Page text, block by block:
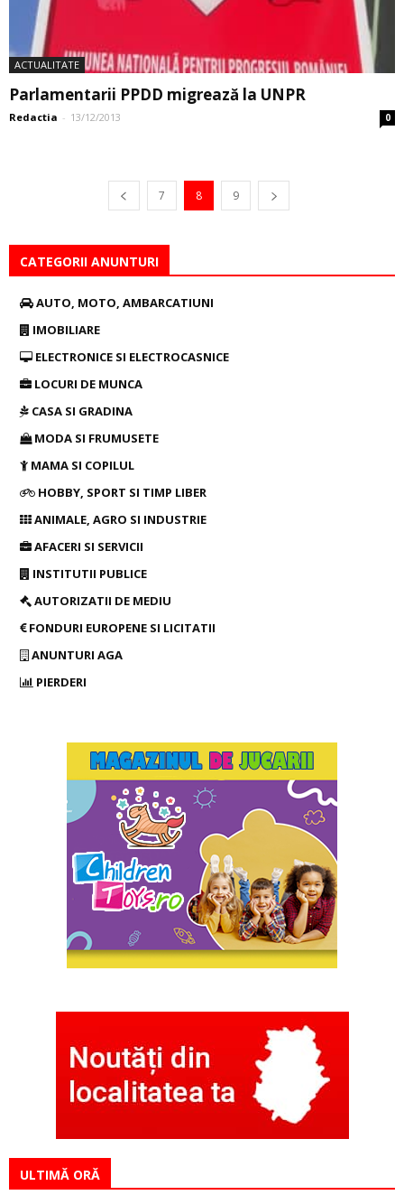
ACTUALITATE
Parlamentarii PPDD migrează la UNPR
Redactia - 13/12/2013 0
7 8 9
CATEGORII ANUNTURI
AUTO, MOTO, AMBARCATIUNI
IMOBILIARE
ELECTRONICE SI ELECTROCASNICE
LOCURI DE MUNCA
CASA SI GRADINA
MODA SI FRUMUSETE
MAMA SI COPILUL
HOBBY, SPORT SI TIMP LIBER
ANIMALE, AGRO SI INDUSTRIE
AFACERI SI SERVICII
INSTITUTII PUBLICE
AUTORIZATII DE MEDIU
FONDURI EUROPENE SI LICITATII
ANUNTURI AGA
PIERDERI
ULTIMĂ ORĂ